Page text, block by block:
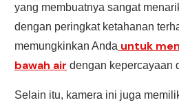
yang membuatnya sangat
dengan peringkat ketahanan
memungkinkan Anda untuk
bawah air dengan kepercayaan
Selain itu, kamera ini juga